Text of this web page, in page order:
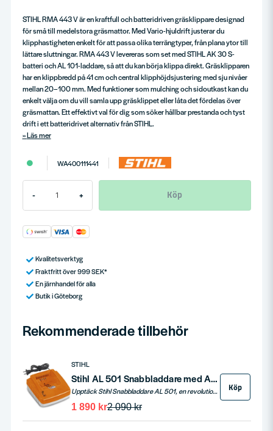
STIHL RMA 443 V är en kraftfull och batteridriven gräsklippare designad
för små till medelstora gräsmattor. Med Vario-hjuldrift justerar du
klipphastigheten enkelt för att passa olika terrängtyper, från plana ytor till
lättare sluttningar. RMA 443 V levereras som set med STIHL AK 30 S-
batteri och AL 101-laddare, så att du kan börja klippa direkt. Gräsklipparen
har en klippbredd på 41 cm och central klipphöjdsjustering med sju nivåer
mellan 20–100 mm. Med funktioner som mulching och sidoutkast kan du
enkelt välja om du vill samla upp gräsklippet eller låta det fördelas över
gräsmattan. Ett effektivt val för dig som söker hållbar prestanda och tyst
drift i ett batteridrivet alternativ från STIHL.
Läs mer
WA400111441
- + Köp
Kvalitetsverktyg
Fraktfritt över 999 SEK*
En järnhandel för alla
Butik i Göteborg
Rekommenderade tillbehör
STIHL
Stihl AL 501 Snabbladdare med Aktiv Kylning - För AP & AR Batterier
Upptäck Stihl Snabbladdare AL 501, en revolutionerande laddningslösning designad för både snabb och skonsam laddning av dina STIHL AP och AR batterier. Med en imponerande laddningsström på 12A och avancerade funktioner som aktiv batterikylning och laddningsindikator (LED), är denna laddare idealisk för professionella användare som kräver effektivitet och pålitlighet.
2 090 kr
1 890 kr
Köp